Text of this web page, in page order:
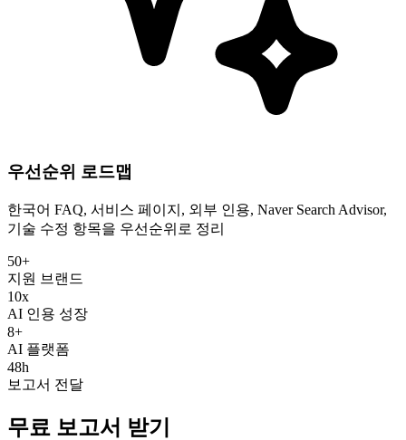
우선순위 로드맵
한국어 FAQ, 서비스 페이지, 외부 인용, Naver Search Advisor,
기술 수정 항목을 우선순위로 정리
50+
지원 브랜드
10x
AI 인용 성장
8+
AI 플랫폼
48h
보고서 전달
무료 보고서 받기